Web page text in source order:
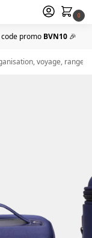
0
promo BVN10🎉
voyage,